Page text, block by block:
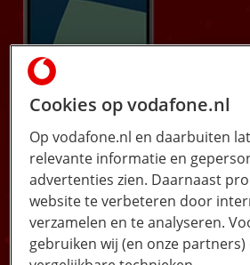
Cookies op vodafone.nl
Op vodafone.nl en daarbuiten
relevante informatie en
advertenties zien. Daarnaast
website te verbeteren door
verzamelen en te analyseren.
gebruiken wij (en onze partners)